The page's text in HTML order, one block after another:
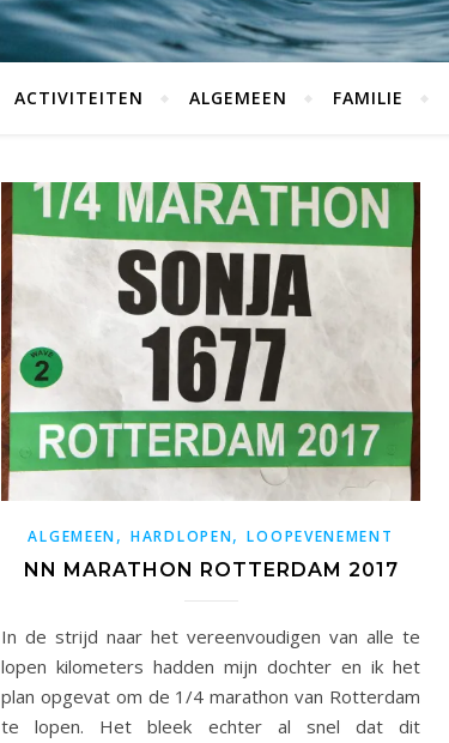
ACTIVITEITEN ALGEMEEN FAMILIE
ALGEMEEN,HARDLOPEN,LOOPEVENEMENT
NN MARATHON ROTTERDAM 2017
In de strijd naar het vereenvoudigen van alle te
lopen kilometers hadden mijn dochter en ik het
plan opgevat om de 1/4 marathon van Rotterdam
te lopen. Het bleek echter al snel dat dit